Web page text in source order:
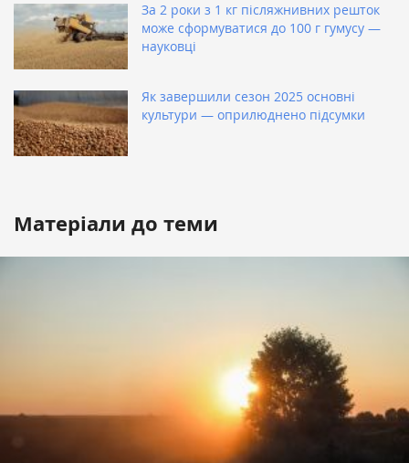
За 2 роки з 1 кг післяжнивних решток
може сформуватися до 100 г гумусу —
науковці
Як завершили сезон 2025 основні
культури — оприлюднено підсумки
Матеріали до теми